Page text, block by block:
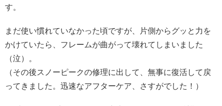
す。
まだ使い慣れていなかった頃ですが、片側からグッと力を
かけていたら、フレームが曲がって壊れてしまいました
（泣）。
（その後スノーピークの修理に出して、無事に復活して戻
ってきました。迅速なアフターケア、さすがでした！）